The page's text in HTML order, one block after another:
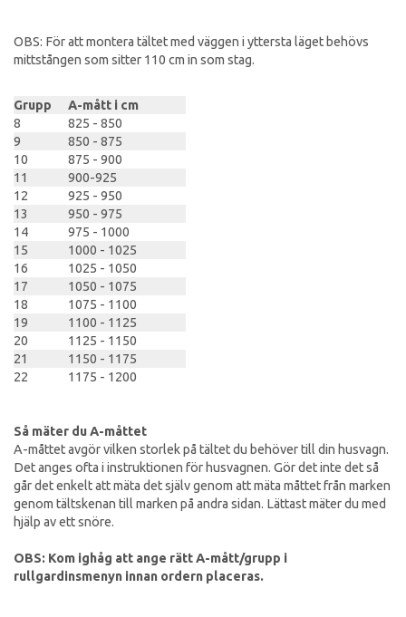
OBS: För att montera tältet med väggen i yttersta läget behövs
mittstången som sitter 110 cm in som stag.
Grupp
A-mått i cm
8
825 - 850
9
850 - 875
10
875 - 900
11
900-925
12
925 - 950
13
950 - 975
14
975 - 1000
15
1000 - 1025
16
1025 - 1050
17
1050 - 1075
18
1075 - 1100
19
1100 - 1125
20
1125 - 1150
21
1150 - 1175
22
1175 - 1200
Så mäter du A-måttet
A-måttet avgör vilken storlek på tältet du behöver till din husvagn.
Det anges ofta i instruktionen för husvagnen. Gör det inte det så
går det enkelt att mäta det själv genom att mäta måttet från marken
genom tältskenan till marken på andra sidan. Lättast mäter du med
hjälp av ett snöre.
OBS: Kom ighåg att ange rätt A-mått/grupp i
rullgardinsmenyn innan ordern placeras.